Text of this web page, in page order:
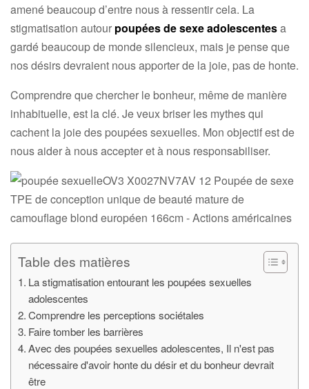
amené beaucoup d’entre nous à ressentir cela. La
stigmatisation autour poupées de sexe adolescentesa
gardé beaucoup de monde silencieux, mais je pense que
nos désirs devraient nous apporter de la joie, pas de honte.
Comprendre que chercher le bonheur, même de manière
inhabituelle, est la clé. Je veux briser les mythes qui
cachent la joie des poupées sexuelles. Mon objectif est de
nous aider à nous accepter et à nous responsabiliser.
Table des matières
La stigmatisation entourant les poupées sexuelles
adolescentes
Comprendre les perceptions sociétales
Faire tomber les barrières
Avec des poupées sexuelles adolescentes, Il n'est pas
nécessaire d'avoir honte du désir et du bonheur devrait
être